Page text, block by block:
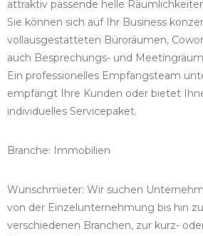
attraktiv passende helle
Sie können sich auf Ihr Business
vollausgestatteten Büroräumen,
auch Besprechungs- und
Ein professionelles Empfangsteam
empfängt Ihre Kunden oder bietet
individuelles Servicepaket.
Branche: Immobilien
Wunschmieter: Wir suchen
von der Einzelunternehmung bis hin
verschiedenen Branchen, zur kurz-